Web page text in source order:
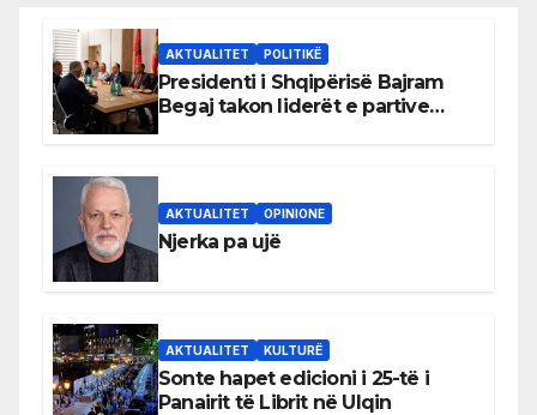
AKTUALITET POLITIKË
Presidenti i Shqipërisë Bajram
Begaj takon liderët e partive
AKTUALITET OPINIONE
Njerka pa ujë
AKTUALITET KULTURË
Sonte hapet edicioni i 25-të i
Panairit të Librit në Ulqin